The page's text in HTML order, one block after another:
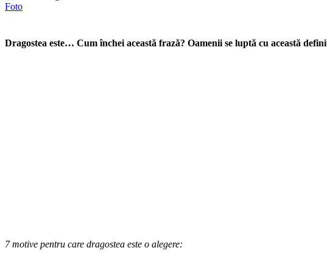
Foto
Dragostea este… Cum închei această frază? Oamenii se luptă cu această
7 motive pentru care dragostea este o alegere: